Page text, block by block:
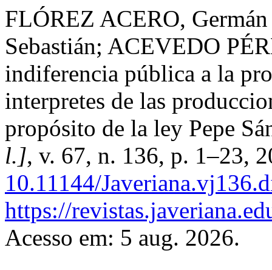
FLÓREZ ACERO,
Sebastián; ACEVEDO
indiferencia pública a la
interpretes de las
propósito de la ley Pepe
l.], v. 67, n. 136, p. 1–23,
10.11144/
https://
Acesso em: 5 aug. 2026.